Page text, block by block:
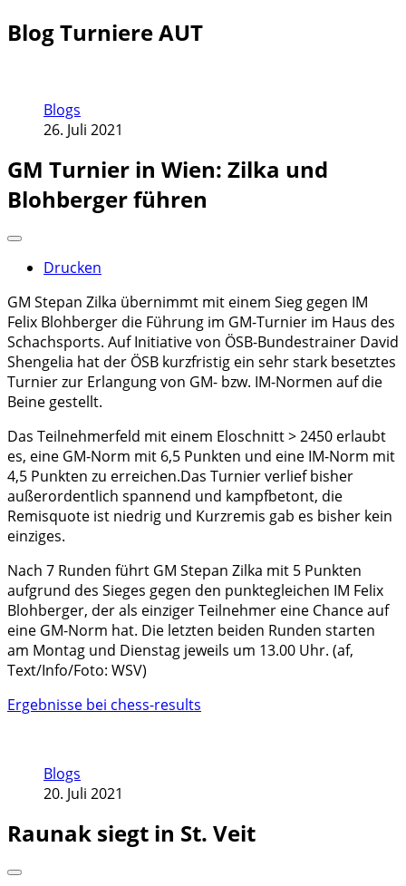
Blog Turniere AUT
Blogs
26. Juli 2021
GM Turnier in Wien: Zilka und
Blohberger führen
Drucken
GM Stepan Zilka übernimmt mit einem Sieg gegen IM
Felix Blohberger die Führung im GM-Turnier im Haus des
Schachsports. Auf Initiative von ÖSB-Bundestrainer David
Shengelia hat der ÖSB kurzfristig ein sehr stark besetztes
Turnier zur Erlangung von GM- bzw. IM-Normen auf die
Beine gestellt.
Das Teilnehmerfeld mit einem Eloschnitt > 2450 erlaubt
es, eine GM-Norm mit 6,5 Punkten und eine IM-Norm mit
4,5 Punkten zu erreichen.Das Turnier verlief bisher
außerordentlich spannend und kampfbetont, die
Remisquote ist niedrig und Kurzremis gab es bisher kein
einziges.
Nach 7 Runden führt GM Stepan Zilka mit 5 Punkten
aufgrund des Sieges gegen den punktegleichen IM Felix
Blohberger, der als einziger Teilnehmer eine Chance auf
eine GM-Norm hat. Die letzten beiden Runden starten
am Montag und Dienstag jeweils um 13.00 Uhr. (af,
Text/Info/Foto: WSV)
Ergebnisse bei chess-results
Blogs
20. Juli 2021
Raunak siegt in St. Veit